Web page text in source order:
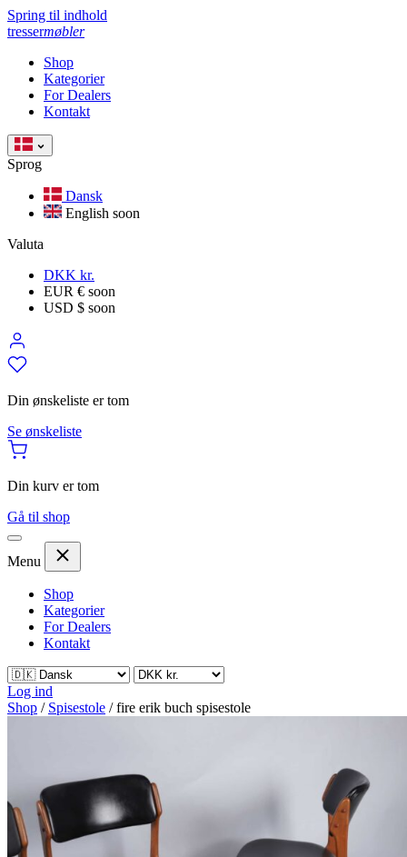
Spring til indhold
tressermøbler
Shop
Kategorier
For Dealers
Kontakt
Sprog
Dansk
English soon
Valuta
DKK kr.
EUR € soon
USD $ soon
Din ønskeliste er tom
Se ønskeliste
Din kurv er tom
Gå til shop
Menu
Shop
Kategorier
For Dealers
Kontakt
Log ind
Shop / Spisestole / fire erik buch spisestole